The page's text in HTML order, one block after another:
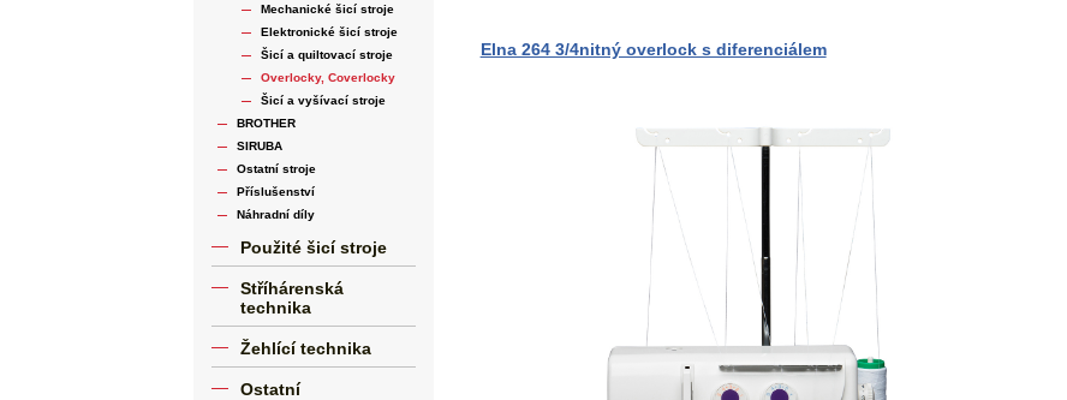
Mechanické šicí stroje
Elektronické šicí stroje
Šicí a quiltovací stroje
Overlocky, Coverlocky
Šicí a vyšívací stroje
BROTHER
SIRUBA
Ostatní stroje
Příslušenství
Náhradní díly
Použité šicí stroje
Stříhárenská
technika
Žehlící technika
Ostatní
Elna 264 3/4nitný overlock s diferenciálem